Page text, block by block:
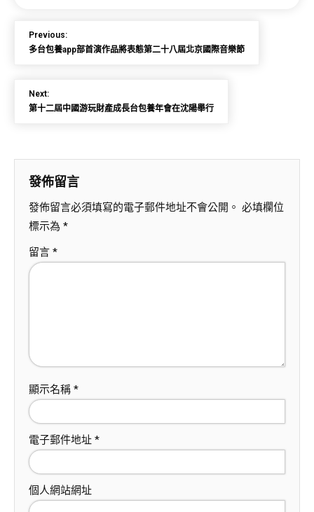
Previous:
多台包養app部首演作品將表態第二十八屆北京國際音樂節
Next:
第十二屆中國游玩財產成長台包養年會在沈陽舉行
發佈留言
發佈留言必須填寫的電子郵件地址不會公開。 必填欄位
標示為 *
留言 *
顯示名稱 *
電子郵件地址 *
個人網站網址